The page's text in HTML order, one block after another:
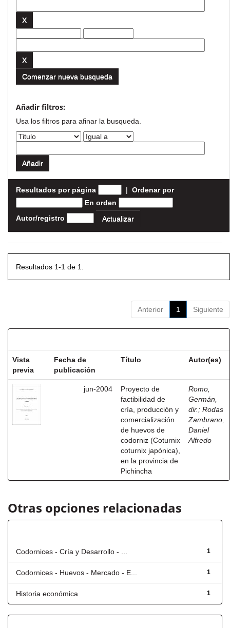
Comenzar nueva busqueda
Añadir filtros:
Usa los filtros para afinar la busqueda.
Resultados por página | Ordenar por
En orden
Autor/registro
Resultados 1-1 de 1.
Anterior 1 Siguiente
Vista
previa
Fecha de
publicación
Título Autor(es)
jun-2004
Proyecto de
factibilidad de
cría, producción y
comercialización
de huevos de
codorniz (Coturnix
coturnix japónica),
en la provincia de
Pichincha
Romo,
Germán,
dir. ; Rodas
Zambrano,
Daniel
Alfredo
Otras opciones relacionadas
1
Codornices - Cría y Desarrollo - ...
1
Codornices - Huevos - Mercado - E...
1
Historia económica